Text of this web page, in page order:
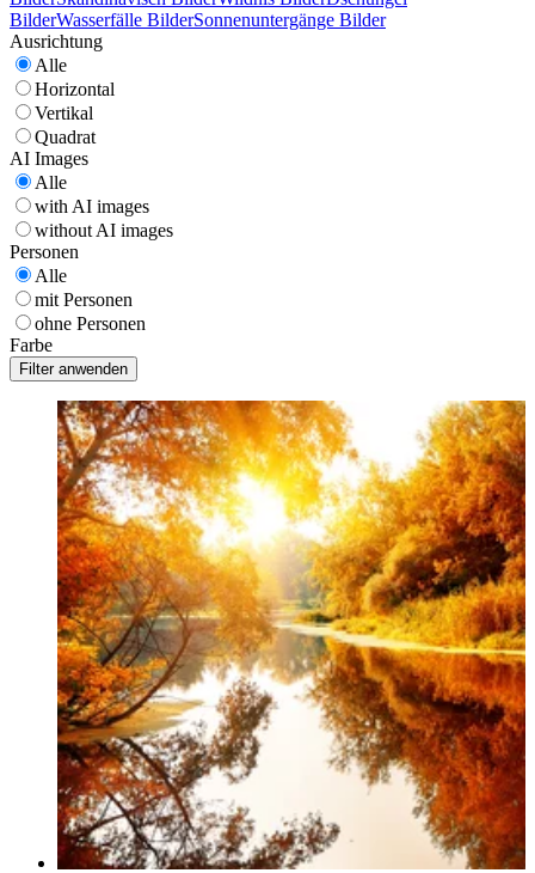
BilderWasserfälle BilderSonnenuntergänge Bilder
Ausrichtung
Alle
Horizontal
Vertikal
Quadrat
AI Images
Alle
with AI images
without AI images
Personen
Alle
mit Personen
ohne Personen
Farbe